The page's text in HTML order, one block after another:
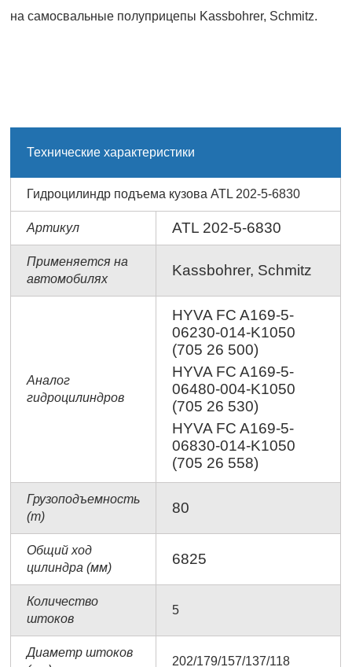
на самосвальные полуприцепы Kassbohrer, Schmitz.
Технические характеристики
Гидроцилиндр подъема кузова ATL 202-5-6830
Артикул ATL 202-5-6830
Применяется на
автомобилях
Kassbohrer, Schmitz
Аналог
гидроцилиндров
HYVA FC A169-5-
06230-014-K1050
(705 26 500)
HYVA FC A169-5-
06480-004-K1050
(705 26 530)
HYVA FC A169-5-
06830-014-K1050
(705 26 558)
Грузоподъемность
(т)
80
Общий ход
цилиндра (мм)
6825
Количество
штоков
5
Диаметр штоков
202/179/157/137/118